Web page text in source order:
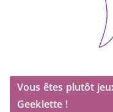
Vous êtes plutôt
Geeklette !